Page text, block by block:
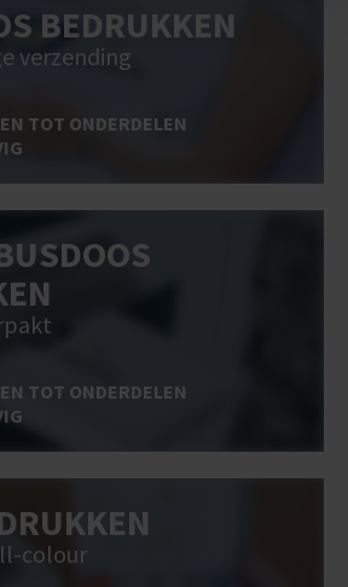
BEDRUKKEN
verzending
TOT ONDERDELEN
TOT ONDERDELEN
colour